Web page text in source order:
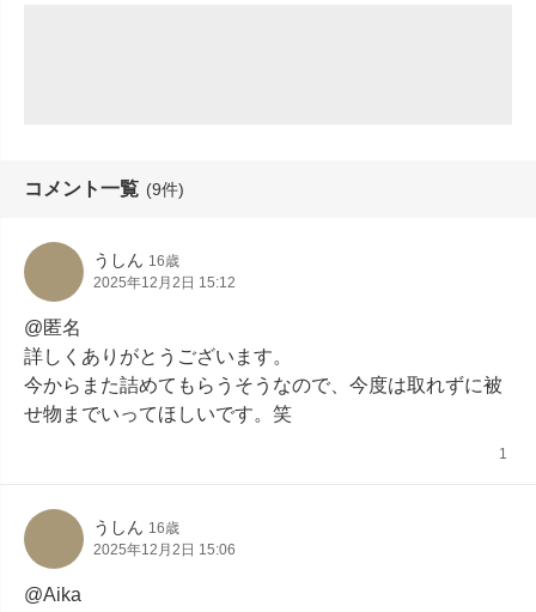
コメント一覧 (9件)
うしん 16歳
2025年12月2日 15:12
@匿名
詳しくありがとうございます。
今からまた詰めてもらうそうなので、今度は取れずに被
せ物までいってほしいです。笑
1
うしん 16歳
2025年12月2日 15:06
@Aika